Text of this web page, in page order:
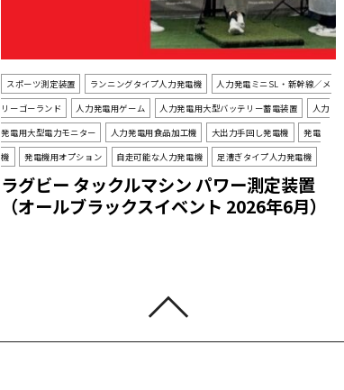
スポーツ測定装置 ランニングタイプ人力発電機
人力発電ミニSL・新幹線／メ
リーゴーランド
人力発電用ゲーム 人力発電用大型バッテリー蓄電装置
人力
発電用大型電力モニター
人力発電用食品加工機 大出力手回し発電機
発電
機
発電機用オプション 自走可能な人力発電機 足漕ぎタイプ人力発電機
ラグビー タックルマシン パワー測定装置
（オールブラックスイベント 2026年6月）